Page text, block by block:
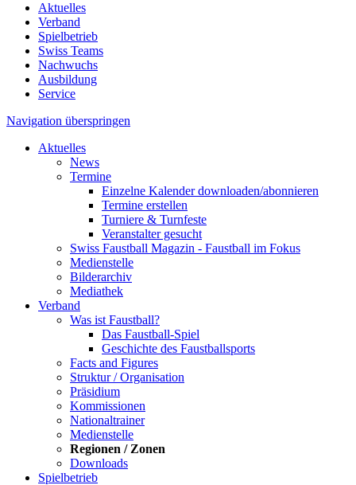
Aktuelles
Verband
Spielbetrieb
Swiss Teams
Nachwuchs
Ausbildung
Service
Navigation überspringen
Aktuelles
News
Termine
Einzelne Kalender downloaden/abonnieren
Termine erstellen
Turniere & Turnfeste
Veranstalter gesucht
Swiss Faustball Magazin - Faustball im Fokus
Medienstelle
Bilderarchiv
Mediathek
Verband
Was ist Faustball?
Das Faustball-Spiel
Geschichte des Faustballsports
Facts and Figures
Struktur / Organisation
Präsidium
Kommissionen
Nationaltrainer
Medienstelle
Regionen / Zonen
Downloads
Spielbetrieb